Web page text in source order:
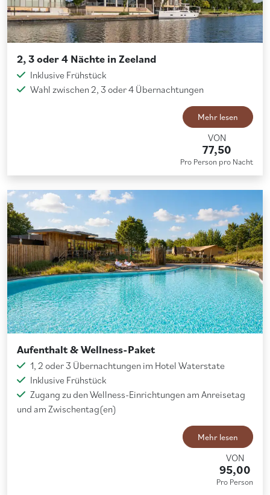
2, 3 oder 4 Nächte in Zeeland
Inklusive Frühstück
Wahl zwischen 2, 3 oder 4 Übernachtungen
Mehr lesen
VON
77,50
Pro Person pro Nacht
Aufenthalt & Wellness-Paket
1, 2 oder 3 Übernachtungen im Hotel Waterstate
Inklusive Frühstück
Zugang zu den Wellness-Einrichtungen am Anreisetag
und am Zwischentag(en)
Mehr lesen
VON
95,00
Pro Person